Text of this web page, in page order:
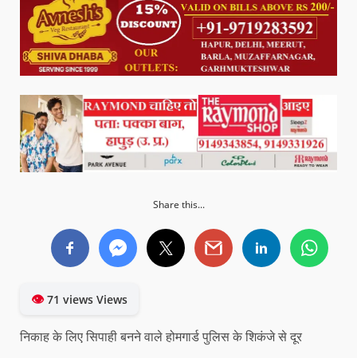
Share this...
👁71 views Views
निकाह के लिए सिपाही बनने वाले होमगार्ड पुलिस के शिकंजे से दूर